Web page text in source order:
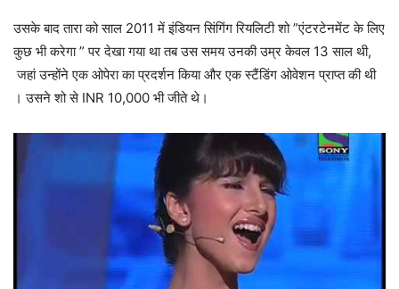
उसके बाद तारा को साल 2011 में इंडियन सिंगिंग रियलिटी शो ”एंटरटेनमेंट के लिए
कुछ भी करेगा ” पर देखा गया था तब उस समय उनकी उम्र केवल 13 साल थी,
जहां उन्होंने एक ओपेरा का प्रदर्शन किया और एक स्टैंडिंग ओवेशन प्राप्त की थी
। उसने शो से INR 10,000 भी जीते थे।